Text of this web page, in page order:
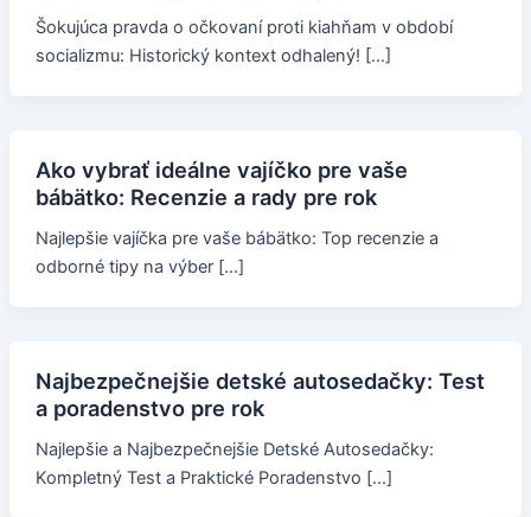
Šokujúca pravda o očkovaní proti kiahňam v období
socializmu: Historický kontext odhalený! […]
Ako vybrať ideálne vajíčko pre vaše
bábätko: Recenzie a rady pre rok
Najlepšie vajíčka pre vaše bábätko: Top recenzie a
odborné tipy na výber […]
Najbezpečnejšie detské autosedačky: Test
a poradenstvo pre rok
Najlepšie a Najbezpečnejšie Detské Autosedačky:
Kompletný Test a Praktické Poradenstvo […]